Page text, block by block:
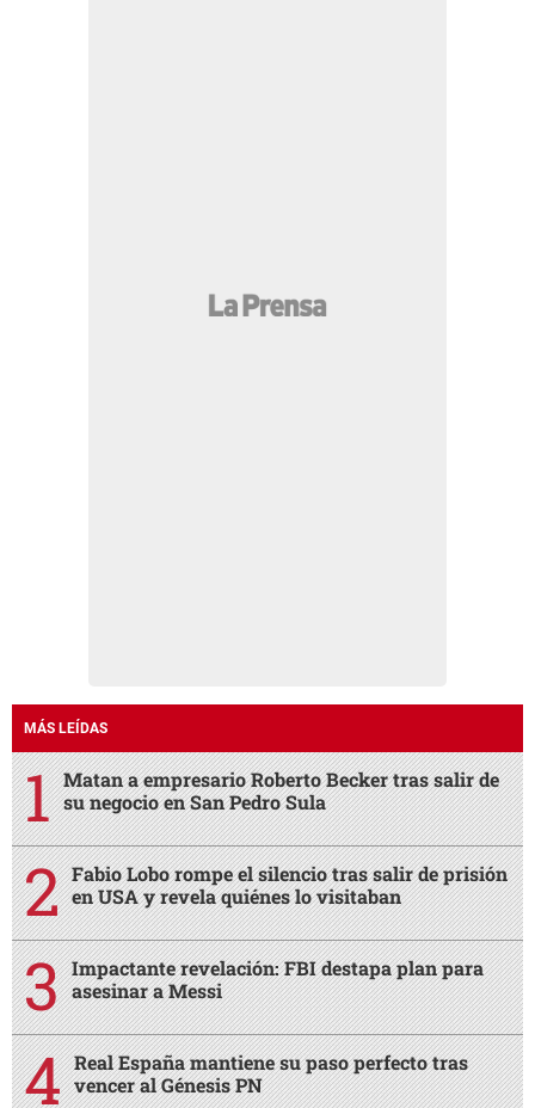
MÁS LEÍDAS
Matan a empresario Roberto Becker tras salir de
su negocio en San Pedro Sula
Fabio Lobo rompe el silencio tras salir de prisión
en USA y revela quiénes lo visitaban
Impactante revelación: FBI destapa plan para
asesinar a Messi
Real España mantiene su paso perfecto tras
vencer al Génesis PN